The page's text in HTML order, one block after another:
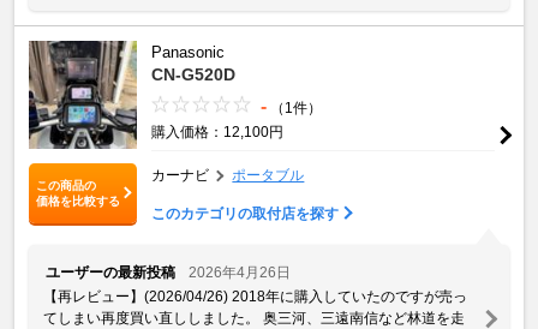
この商品の
価格を比較する
Panasonic
CN-G520D
-
（1件）
購入価格：12,100円
カーナビ ポータブル
このカテゴリの取付店を探す
ユーザーの最新投稿
2026年4月26日
【再レビュー】(2026/04/26) 2018年に購入していたのですが売っ
てしまい再度買い直ししました。 奥三河、三遠南信など林道を走